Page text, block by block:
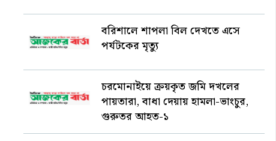
বরিশালে শাপলা বিল দেখতে এসে
পর্যটকের মৃত্যু
চরমোনাইয়ে ক্রয়কৃত জমি দখলের
পায়তারা, বাধা দেয়ায় হামলা-ভাংচুর,
গুরুতর আহত-১